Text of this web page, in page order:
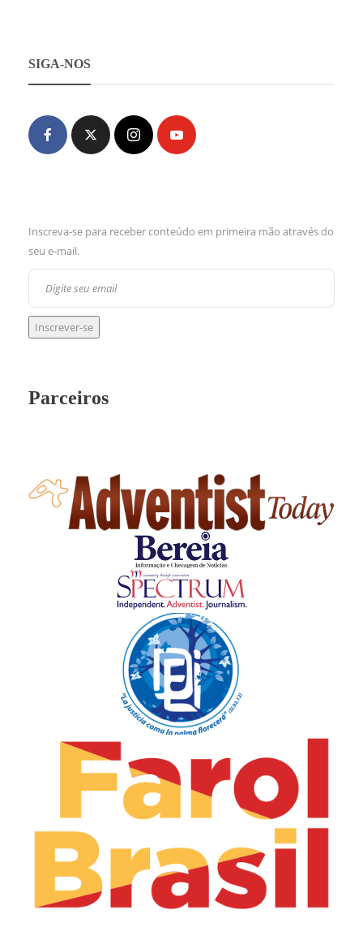
SIGA-NOS
Inscreva-se para receber conteúdo em primeira mão através do
seu e-mail.
Parceiros